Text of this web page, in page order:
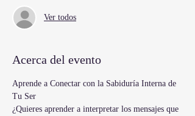
Ver todos
Acerca del evento
Aprende a Conectar con la Sabiduría Interna de
Tu Ser
¿Quieres aprender a interpretar los mensajes que